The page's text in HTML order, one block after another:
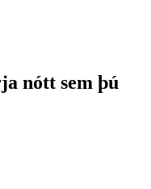
nótt sem þú